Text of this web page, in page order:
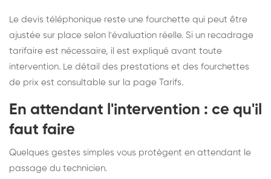
Le devis téléphonique reste une fourchette qui peut être
ajustée sur place selon l'évaluation réelle. Si un recadrage
tarifaire est nécessaire, il est expliqué avant toute
intervention. Le détail des prestations et des fourchettes
de prix est consultable sur la page Tarifs.
En attendant l'intervention : ce qu'il
faut faire
Quelques gestes simples vous protègent en attendant le
passage du technicien.